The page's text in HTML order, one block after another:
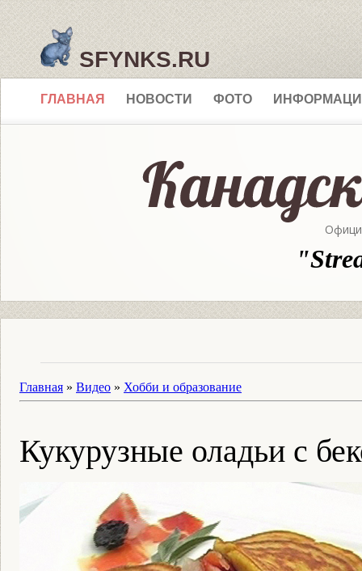
SFYNKS.RU
ГЛАВНАЯ НОВОСТИ ФОТО
Главная » Видео » Хобби и образование
Кукурузные оладьи с